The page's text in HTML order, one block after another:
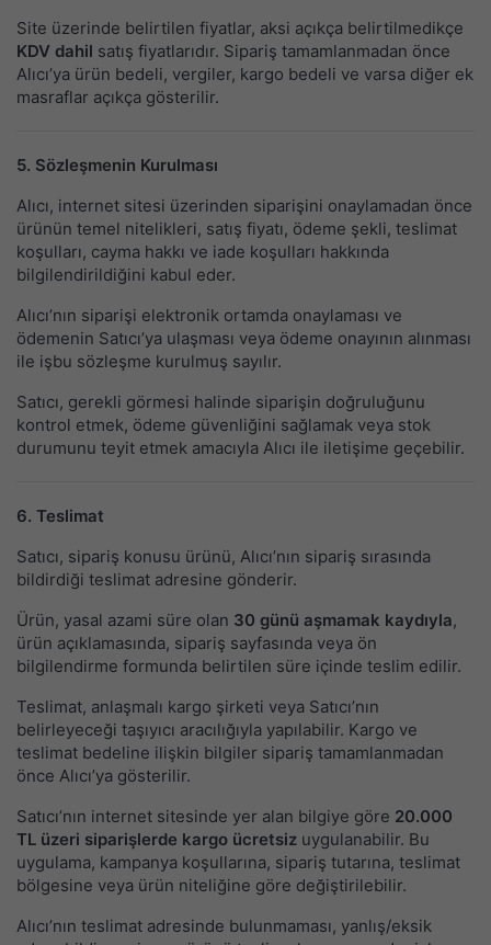
Site üzerinde belirtilen fiyatlar, aksi açıkça belirtilmedikçe
KDV dahil satış fiyatlarıdır. Sipariş tamamlanmadan önce
Alıcı’ya ürün bedeli, vergiler, kargo bedeli ve varsa diğer ek
masraflar açıkça gösterilir.
5. Sözleşmenin Kurulması
Alıcı, internet sitesi üzerinden siparişini onaylamadan önce
ürünün temel nitelikleri, satış fiyatı, ödeme şekli, teslimat
koşulları, cayma hakkı ve iade koşulları hakkında
bilgilendirildiğini kabul eder.
Alıcı’nın siparişi elektronik ortamda onaylaması ve
ödemenin Satıcı’ya ulaşması veya ödeme onayının alınması
ile işbu sözleşme kurulmuş sayılır.
Satıcı, gerekli görmesi halinde siparişin doğruluğunu
kontrol etmek, ödeme güvenliğini sağlamak veya stok
durumunu teyit etmek amacıyla Alıcı ile iletişime geçebilir.
6. Teslimat
Satıcı, sipariş konusu ürünü, Alıcı’nın sipariş sırasında
bildirdiği teslimat adresine gönderir.
Ürün, yasal azami süre olan 30 günü aşmamak kaydıyla,
ürün açıklamasında, sipariş sayfasında veya ön
bilgilendirme formunda belirtilen süre içinde teslim edilir.
Teslimat, anlaşmalı kargo şirketi veya Satıcı’nın
belirleyeceği taşıyıcı aracılığıyla yapılabilir. Kargo ve
teslimat bedeline ilişkin bilgiler sipariş tamamlanmadan
önce Alıcı’ya gösterilir.
Satıcı’nın internet sitesinde yer alan bilgiye göre 20.000
TL üzeri siparişlerde kargo ücretsiz uygulanabilir. Bu
uygulama, kampanya koşullarına, sipariş tutarına, teslimat
bölgesine veya ürün niteliğine göre değiştirilebilir.
Alıcı’nın teslimat adresinde bulunmaması, yanlış/eksik